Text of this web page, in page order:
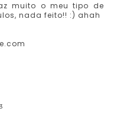
muito o meu tipo de
nada feito!! :) ahah